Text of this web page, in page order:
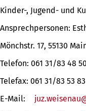
Kinder-, Jugend- und
Ansprechpersonen:
Mönchstr. 17, 55130
Telefon: 061 31/83 48 50
Telefax: 061 31/83 53 83
E-Mail:
juz.weisenau